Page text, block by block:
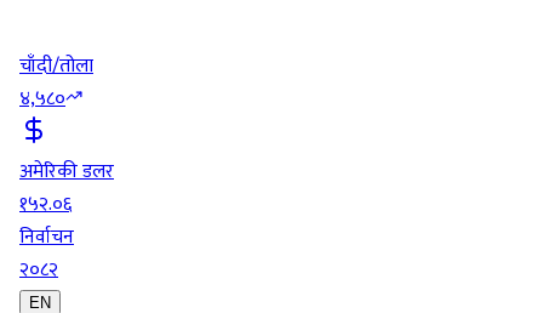
चाँदी/तोला
४,५८०
अमेरिकी डलर
१५२.०६
निर्वाचन
२०८२
EN